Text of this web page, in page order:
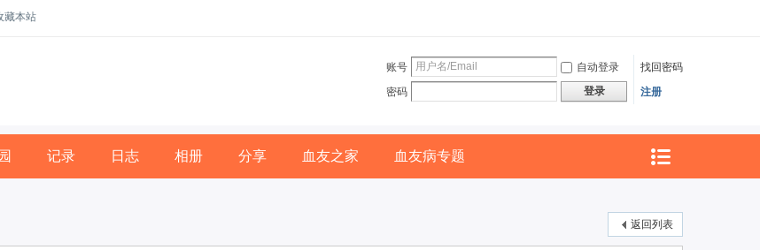
藏本站
账号 自动登录
找回密码
密码
登录 注册
记录 日志 相册 分享 血友之家 血友病专题
返回列表